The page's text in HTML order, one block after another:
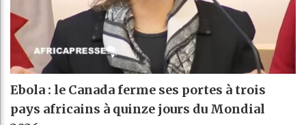
Ebola : le Canada ferme ses portes à trois
pays africains à quinze jours du Mondial